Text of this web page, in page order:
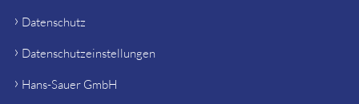
Datenschutz
Datenschutzeinstellungen
Hans-Sauer GmbH